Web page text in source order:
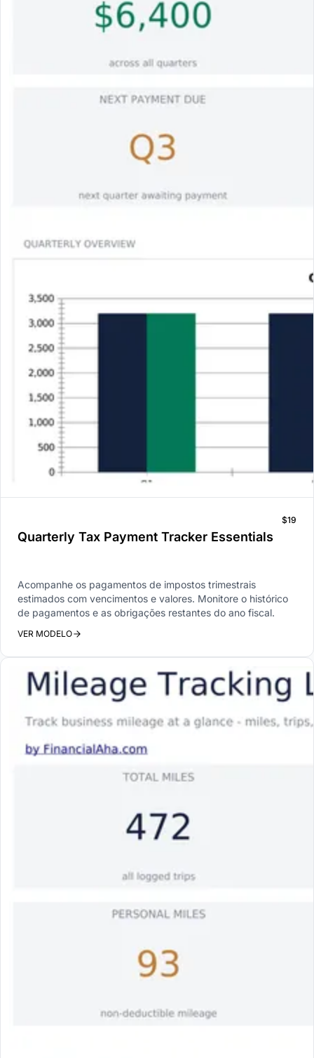
Quarterly Tax Payment Tracker Essentials
$19
Acompanhe os pagamentos de impostos trimestrais
estimados com vencimentos e valores. Monitore o histórico
de pagamentos e as obrigações restantes do ano fiscal.
VER MODELO